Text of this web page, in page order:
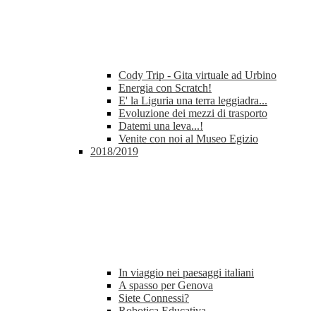
Cody Trip - Gita virtuale ad Urbino
Energia con Scratch!
E' la Liguria una terra leggiadra...
Evoluzione dei mezzi di trasporto
Datemi una leva...!
Venite con noi al Museo Egizio
2018/2019
In viaggio nei paesaggi italiani
A spasso per Genova
Siete Connessi?